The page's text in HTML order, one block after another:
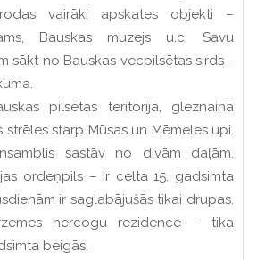
vairāki apskates objekti –
Bauskas muzejs u.c. Savu
sākt no Bauskas vecpilsētas sirds -
pilsētas teritorijā, gleznainā
strēles starp Mūsas un Mēmeles upi.
sastāv no divām daļām.
ordeņpils – ir celta 15. gadsimta
ir saglabājušās tikai drupas.
hercogu rezidence – tika
beigās.